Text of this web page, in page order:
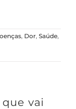
, Dor, Saúde,
vai